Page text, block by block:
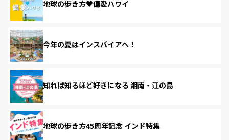
地球の歩き方♥偏愛ハワイ
今年の夏はインスパイアへ！
知れば知るほど好きになる 湘南・江の島
地球の歩き方45周年記念 インド特集